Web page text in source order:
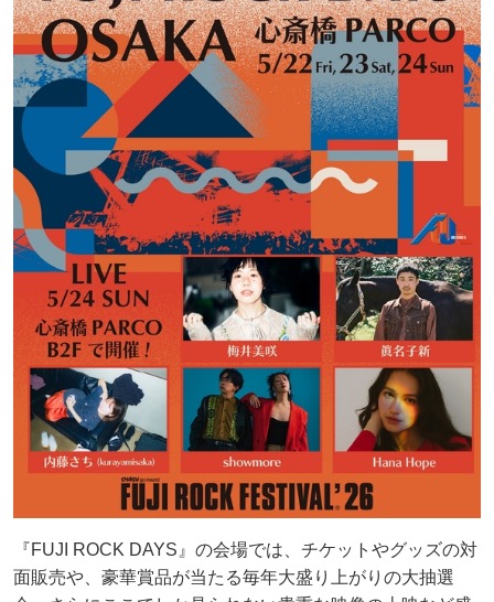
『FUJI ROCK DAYS』の会場では、チケットやグッズの対
面販売や、豪華賞品が当たる毎年大盛り上がりの大抽選